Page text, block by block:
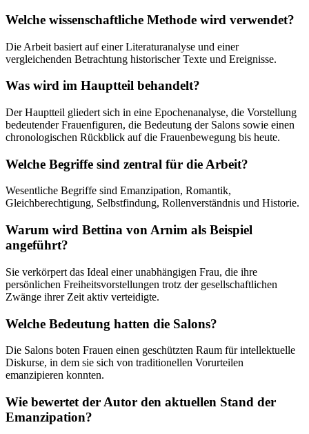
Welche wissenschaftliche Methode wird verwendet?
Die Arbeit basiert auf einer Literaturanalyse und einer
vergleichenden Betrachtung historischer Texte und Ereignisse.
Was wird im Hauptteil behandelt?
Der Hauptteil gliedert sich in eine Epochenanalyse, die Vorstellung
bedeutender Frauenfiguren, die Bedeutung der Salons sowie einen
chronologischen Rückblick auf die Frauenbewegung bis heute.
Welche Begriffe sind zentral für die Arbeit?
Wesentliche Begriffe sind Emanzipation, Romantik,
Gleichberechtigung, Selbstfindung, Rollenverständnis und Historie.
Warum wird Bettina von Arnim als Beispiel
angeführt?
Sie verkörpert das Ideal einer unabhängigen Frau, die ihre
persönlichen Freiheitsvorstellungen trotz der gesellschaftlichen
Zwänge ihrer Zeit aktiv verteidigte.
Welche Bedeutung hatten die Salons?
Die Salons boten Frauen einen geschützten Raum für intellektuelle
Diskurse, in dem sie sich von traditionellen Vorurteilen
emanzipieren konnten.
Wie bewertet der Autor den aktuellen Stand der
Emanzipation?